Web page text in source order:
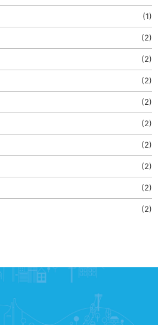
(1)
(2)
(2)
(2)
(2)
(2)
(2)
(2)
(2)
(2)